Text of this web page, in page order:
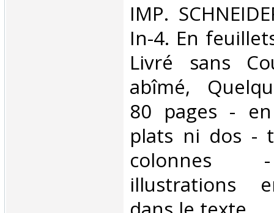
‎IMP.
In-4. En
Livré sans
abîmé,
80 pages -
plats ni dos -
colonnes
illustrations